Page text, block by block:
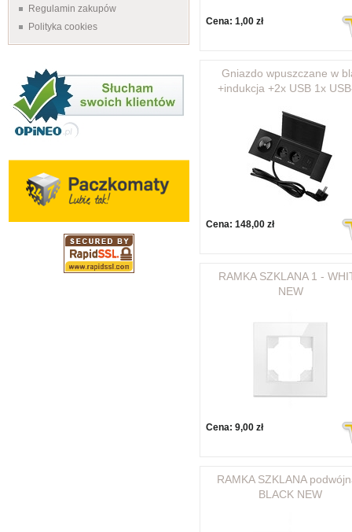
Regulamin zakupów
Polityka cookies
Cena: 1,00 zł
Gniazdo wpuszczane w
+indukcja +2x USB 1x
Cena: 148,00 zł
RAMKA SZKLANA 1 -
NEW
Cena: 9,00 zł
RAMKA SZKLANA
BLACK NEW